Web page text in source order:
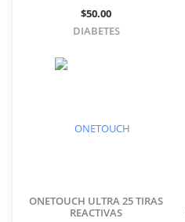
$50.00
DIABETES
ONETOUCH ULTRA 25 TIRAS
REACTIVAS